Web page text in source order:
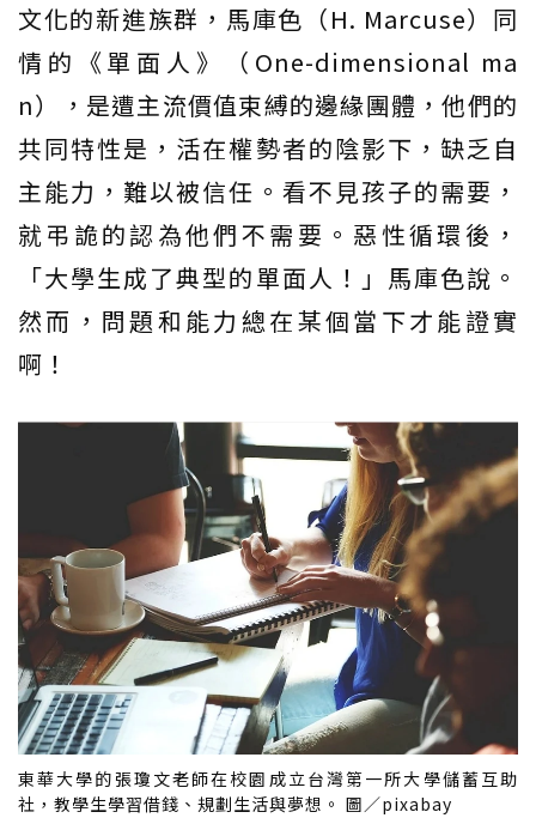
文化的新進族群，馬庫色（H. Marcuse）同
情的《單面人》（One-dimensional ma
n），是遭主流價值束縛的邊緣團體，他們的
共同特性是，活在權勢者的陰影下，缺乏自
主能力，難以被信任。看不見孩子的需要，
就弔詭的認為他們不需要。惡性循環後，
「大學生成了典型的單面人！」馬庫色說。
然而，問題和能力總在某個當下才能證實
啊！
東華大學的張瓊文老師在校園成立台灣第一所大學儲蓄互助
社，教學生學習借錢、規劃生活與夢想。 圖／pixabay